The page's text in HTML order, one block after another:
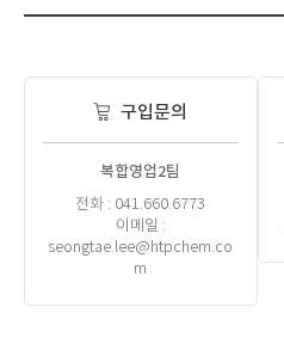
구입문의
복합영업2팀
전화 : 041.660.6773
이메일 :
seongtae.lee@htpchem.co
m